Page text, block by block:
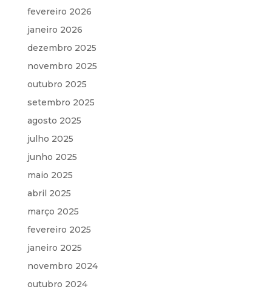
fevereiro 2026
janeiro 2026
dezembro 2025
novembro 2025
outubro 2025
setembro 2025
agosto 2025
julho 2025
junho 2025
maio 2025
abril 2025
março 2025
fevereiro 2025
janeiro 2025
novembro 2024
outubro 2024